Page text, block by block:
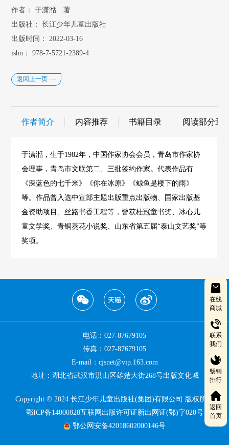
在线
商城
联系
我们
畅销
排行
返回
首页
作者：
于潇湉 著
出版社：
长江少年儿童出版社
出版时间：
2022-03-16
isbn：
978-7-5721-2389-4
返回上一页
作者简介 内容推荐 书籍目录 阅读部分章
于潇湉，生于1982年，中国作家协会会员，青岛市作家协
会理事，青岛市文联第二、三批签约作家。代表作品有
《深蓝色的七千米》《你在冰原》《鲸鱼是楼下的雨》
等。作品曾入选中宣部主题出版重点出版物、国家出版基
金资助项目、丝路书香工程等，曾获桂冠童书奖、冰心儿
童文学奖、青铜葵花小说奖、山东省第五届“泰山文艺奖”等
奖项。
电话：027-87679105
传真：027-87679105
E-mail：cjsnet@vip.163.com
地址：湖北省武汉市洪山区雄楚大街268号出版文化城
Copyright © 2024 长江少年儿童出版社(集团)有限公司 版权所有
鄂ICP备14000828互联网出版许可证新出网证(鄂)字020号
鄂公网安备42018602000146号